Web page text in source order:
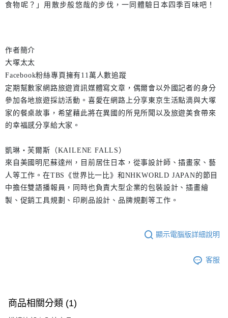
食物呢？」用散步般悠哉的步伐，一同體驗日本四季百味吧！
作者簡介
大塚太太
Facebook粉絲專頁擁有11萬人數追蹤
定期幫數家網路旅遊資訊媒體寫文章，偶爾會以外國記者的身分
參加各地旅遊採訪活動。喜愛在網路上分享東京生活點滴與大塚
家的餐桌故事，希望藉此將在異國的所見所聞以及旅遊美食帶來
的幸福感分享給大家。
凱琳‧芙爾斯（KAILENE FALLS）
來自美國明尼蘇達州，目前居住日本，從事設計師、插畫家、藝
人等工作。在TBS《世界比一比》和NHKWORLD JAPAN的節目
中擔任雙語播報員，同時也負責大型企業的包裝設計、插畫繪
製、促銷工具規劃、印刷品設計、品牌規劃等工作。
顯示電腦版詳細說明
客服
商品相關分類 (1)